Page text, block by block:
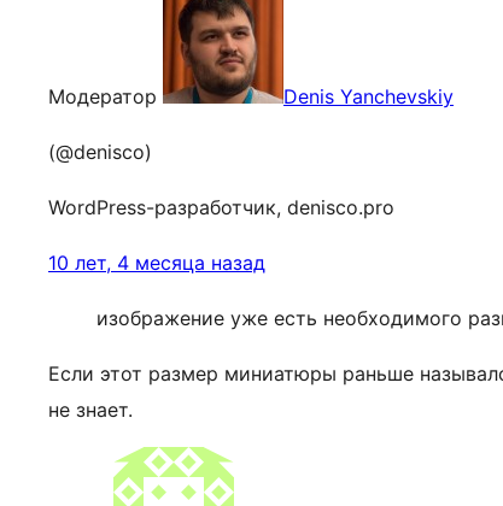
Модератор Denis Yanchevskiy
(@denisco)
WordPress-разработчик, denisco.pro
10 лет, 4 месяца назад
изображение уже есть необходимого
Если этот размер миниатюры раньше
не знает.